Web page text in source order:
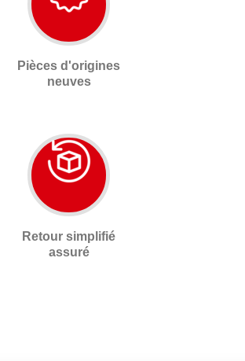
Pièces d'origines
neuves
Retour simplifié
assuré